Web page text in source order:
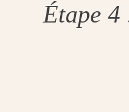
Étape 4